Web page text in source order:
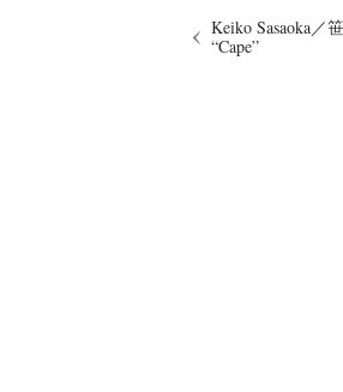
Keiko Sasaoka／
“Cape”